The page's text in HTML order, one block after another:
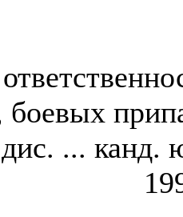
боевых
...